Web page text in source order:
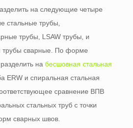
на следующие четыре
стальные трубы,
трубы, LSAW трубы, и
сварные. По форме
на бесшовная стальная
ERW и спиральная стальная
сравнение ВПВ
стальных труб с точки
сварных швов.